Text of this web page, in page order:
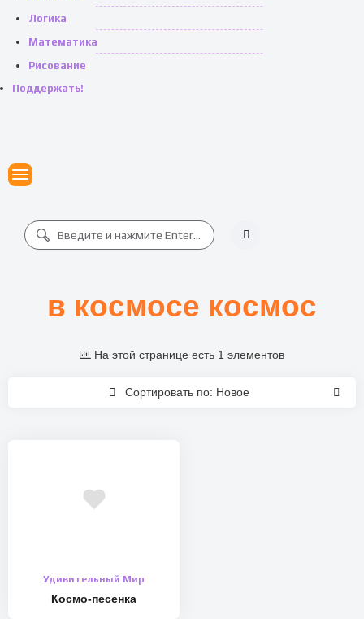
Логика
Математика
Рисование
Поддержать!
в космосе космос
Сортировать по: Новое
На этой странице есть 1 элементов
Удивительный Мир
Космо-песенка